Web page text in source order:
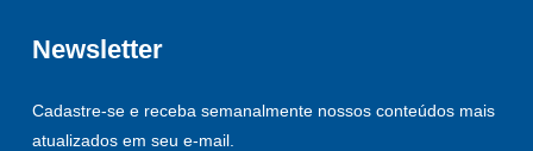
Newsletter
Cadastre-se e receba semanalmente nossos conteúdos mais
atualizados em seu e-mail.